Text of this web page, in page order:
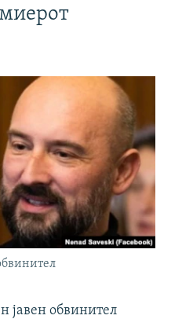
јавен обвинител